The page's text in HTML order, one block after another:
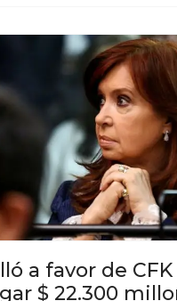
a favor de CFK
$ 22.300